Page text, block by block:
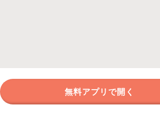
無料アプリで開く